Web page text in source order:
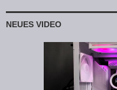
NEUES VIDEO